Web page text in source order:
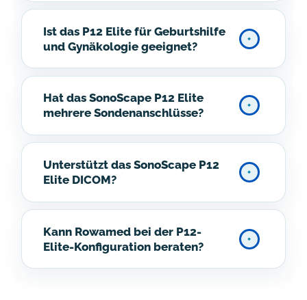
Ist das P12 Elite für Geburtshilfe
und Gynäkologie geeignet?
Hat das SonoScape P12 Elite
mehrere Sondenanschlüsse?
Unterstützt das SonoScape P12
Elite DICOM?
Kann Rowamed bei der P12-
Elite-Konfiguration beraten?